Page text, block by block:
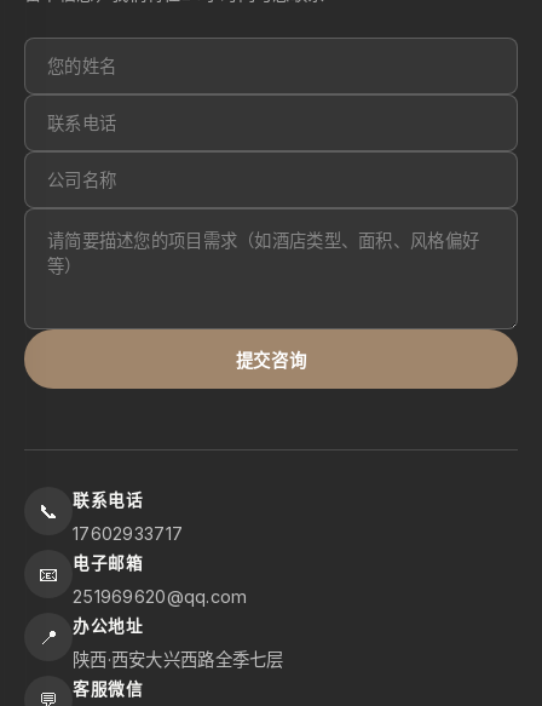
提交咨询
📞 联系电话
17602933717
📧 电子邮箱
251969620@qq.com
📍 办公地址
陕西·西安大兴西路全季七层
💬 客服微信